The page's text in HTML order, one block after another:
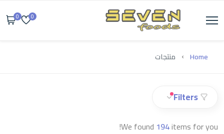
0
0
Home منتجات
Filters
We found 194items for you!